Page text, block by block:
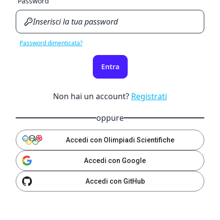
Password dimenticata?
Entra
Non hai un account? Registrati
oppure
Accedi con Olimpiadi Scientifiche
Accedi con Google
Accedi con GitHub